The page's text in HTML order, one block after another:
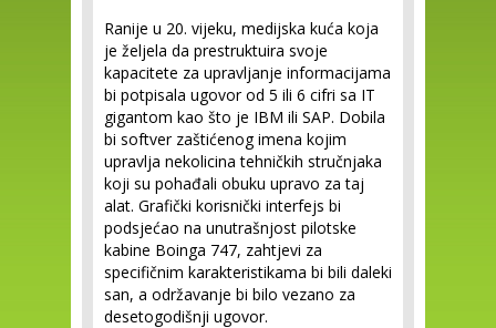
Ranije u 20. vijeku, medijska kuća koja
je željela da prestruktuira svoje
kapacitete za upravljanje informacijama
bi potpisala ugovor od 5 ili 6 cifri sa IT
gigantom kao što je IBM ili SAP. Dobila
bi softver zaštićenog imena kojim
upravlja nekolicina tehničkih stručnjaka
koji su pohađali obuku upravo za taj
alat. Grafički korisnički interfejs bi
podsjećao na unutrašnjost pilotske
kabine Boinga 747, zahtjevi za
specifičnim karakteristikama bi bili daleki
san, a održavanje bi bilo vezano za
desetogodišnji ugovor.